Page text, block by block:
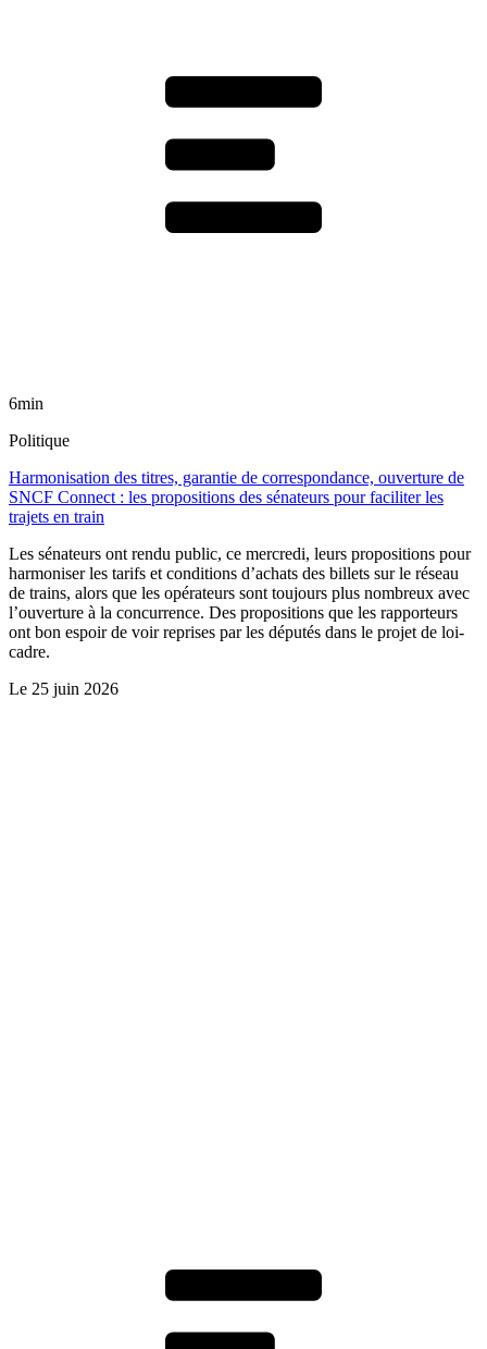
6min
Politique
Harmonisation des titres, garantie de correspondance, ouverture de
SNCF Connect : les propositions des sénateurs pour faciliter les
trajets en train
Les sénateurs ont rendu public, ce mercredi, leurs propositions pour
harmoniser les tarifs et conditions d’achats des billets sur le réseau
de trains, alors que les opérateurs sont toujours plus nombreux avec
l’ouverture à la concurrence. Des propositions que les rapporteurs
ont bon espoir de voir reprises par les députés dans le projet de loi-
cadre.
Le 25 juin 2026